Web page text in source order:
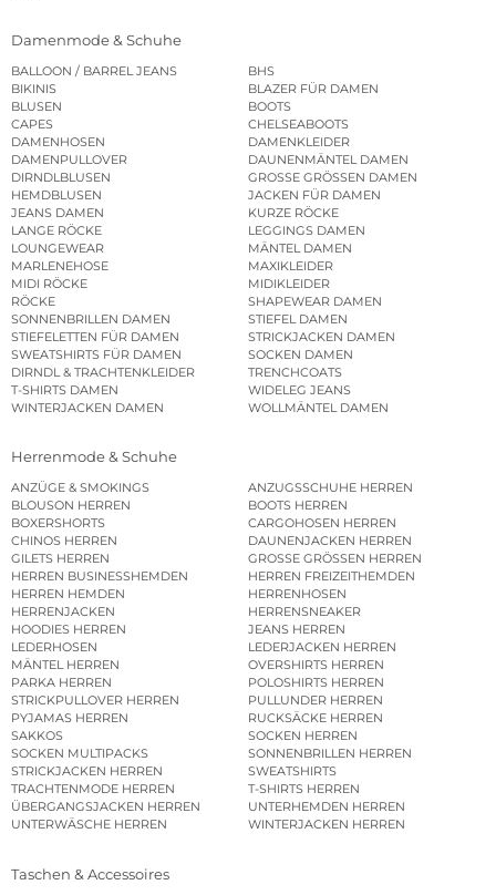
Damenmode & Schuhe
BALLOON / BARREL JEANS
BHS
BIKINIS
BLAZER FÜR DAMEN
BLUSEN
BOOTS
CAPES
CHELSEABOOTS
DAMENHOSEN
DAMENKLEIDER
DAMENPULLOVER
DAUNENMÄNTEL DAMEN
DIRNDLBLUSEN
GROSSE GRÖSSEN DAMEN
HEMDBLUSEN
JACKEN FÜR DAMEN
JEANS DAMEN
KURZE RÖCKE
LANGE RÖCKE
LEGGINGS DAMEN
LOUNGEWEAR
MÄNTEL DAMEN
MARLENEHOSE
MAXIKLEIDER
MIDI RÖCKE
MIDIKLEIDER
RÖCKE
SHAPEWEAR DAMEN
SONNENBRILLEN DAMEN
STIEFEL DAMEN
STIEFELETTEN FÜR DAMEN
STRICKJACKEN DAMEN
SWEATSHIRTS FÜR DAMEN
SOCKEN DAMEN
DIRNDL & TRACHTENKLEIDER
TRENCHCOATS
T-SHIRTS DAMEN
WIDELEG JEANS
WINTERJACKEN DAMEN
WOLLMÄNTEL DAMEN
Herrenmode & Schuhe
ANZÜGE & SMOKINGS
ANZUGSSCHUHE HERREN
BLOUSON HERREN
BOOTS HERREN
BOXERSHORTS
CARGOHOSEN HERREN
CHINOS HERREN
DAUNENJACKEN HERREN
GILETS HERREN
GROSSE GRÖSSEN HERREN
HERREN BUSINESSHEMDEN
HERREN FREIZEITHEMDEN
HERREN HEMDEN
HERRENHOSEN
HERRENJACKEN
HERRENSNEAKER
HOODIES HERREN
JEANS HERREN
LEDERHOSEN
LEDERJACKEN HERREN
MÄNTEL HERREN
OVERSHIRTS HERREN
PARKA HERREN
POLOSHIRTS HERREN
STRICKPULLOVER HERREN
PULLUNDER HERREN
PYJAMAS HERREN
RUCKSÄCKE HERREN
SAKKOS
SOCKEN HERREN
SOCKEN MULTIPACKS
SONNENBRILLEN HERREN
STRICKJACKEN HERREN
SWEATSHIRTS
TRACHTENMODE HERREN
T-SHIRTS HERREN
ÜBERGANGSJACKEN HERREN
UNTERHEMDEN HERREN
UNTERWÄSCHE HERREN
WINTERJACKEN HERREN
Taschen & Accessoires